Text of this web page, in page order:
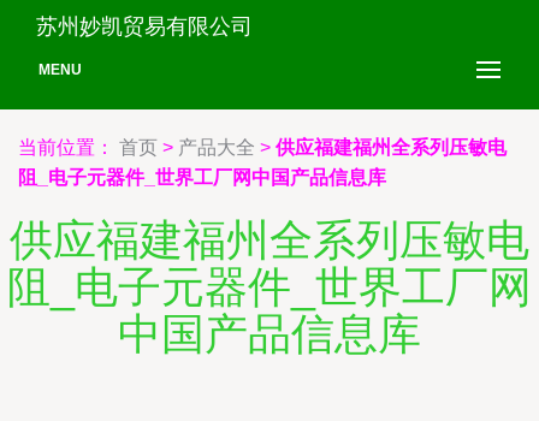
苏州妙凯贸易有限公司
MENU
当前位置： 首页 > 产品大全 > 供应福建福州全系列压敏电
阻_电子元器件_世界工厂网中国产品信息库
供应福建福州全系列压敏电
阻_电子元器件_世界工厂网
中国产品信息库